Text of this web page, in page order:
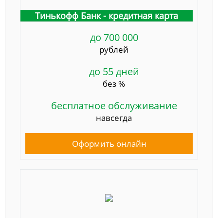
Тинькофф Банк - кредитная карта
до 700 000
рублей
до 55 дней
без %
бесплатное обслуживание
навсегда
Оформить онлайн